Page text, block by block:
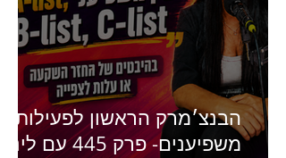
הבנצ׳מרק הראשון לפעילות
משפיענים- פרק 445 עם לינוי